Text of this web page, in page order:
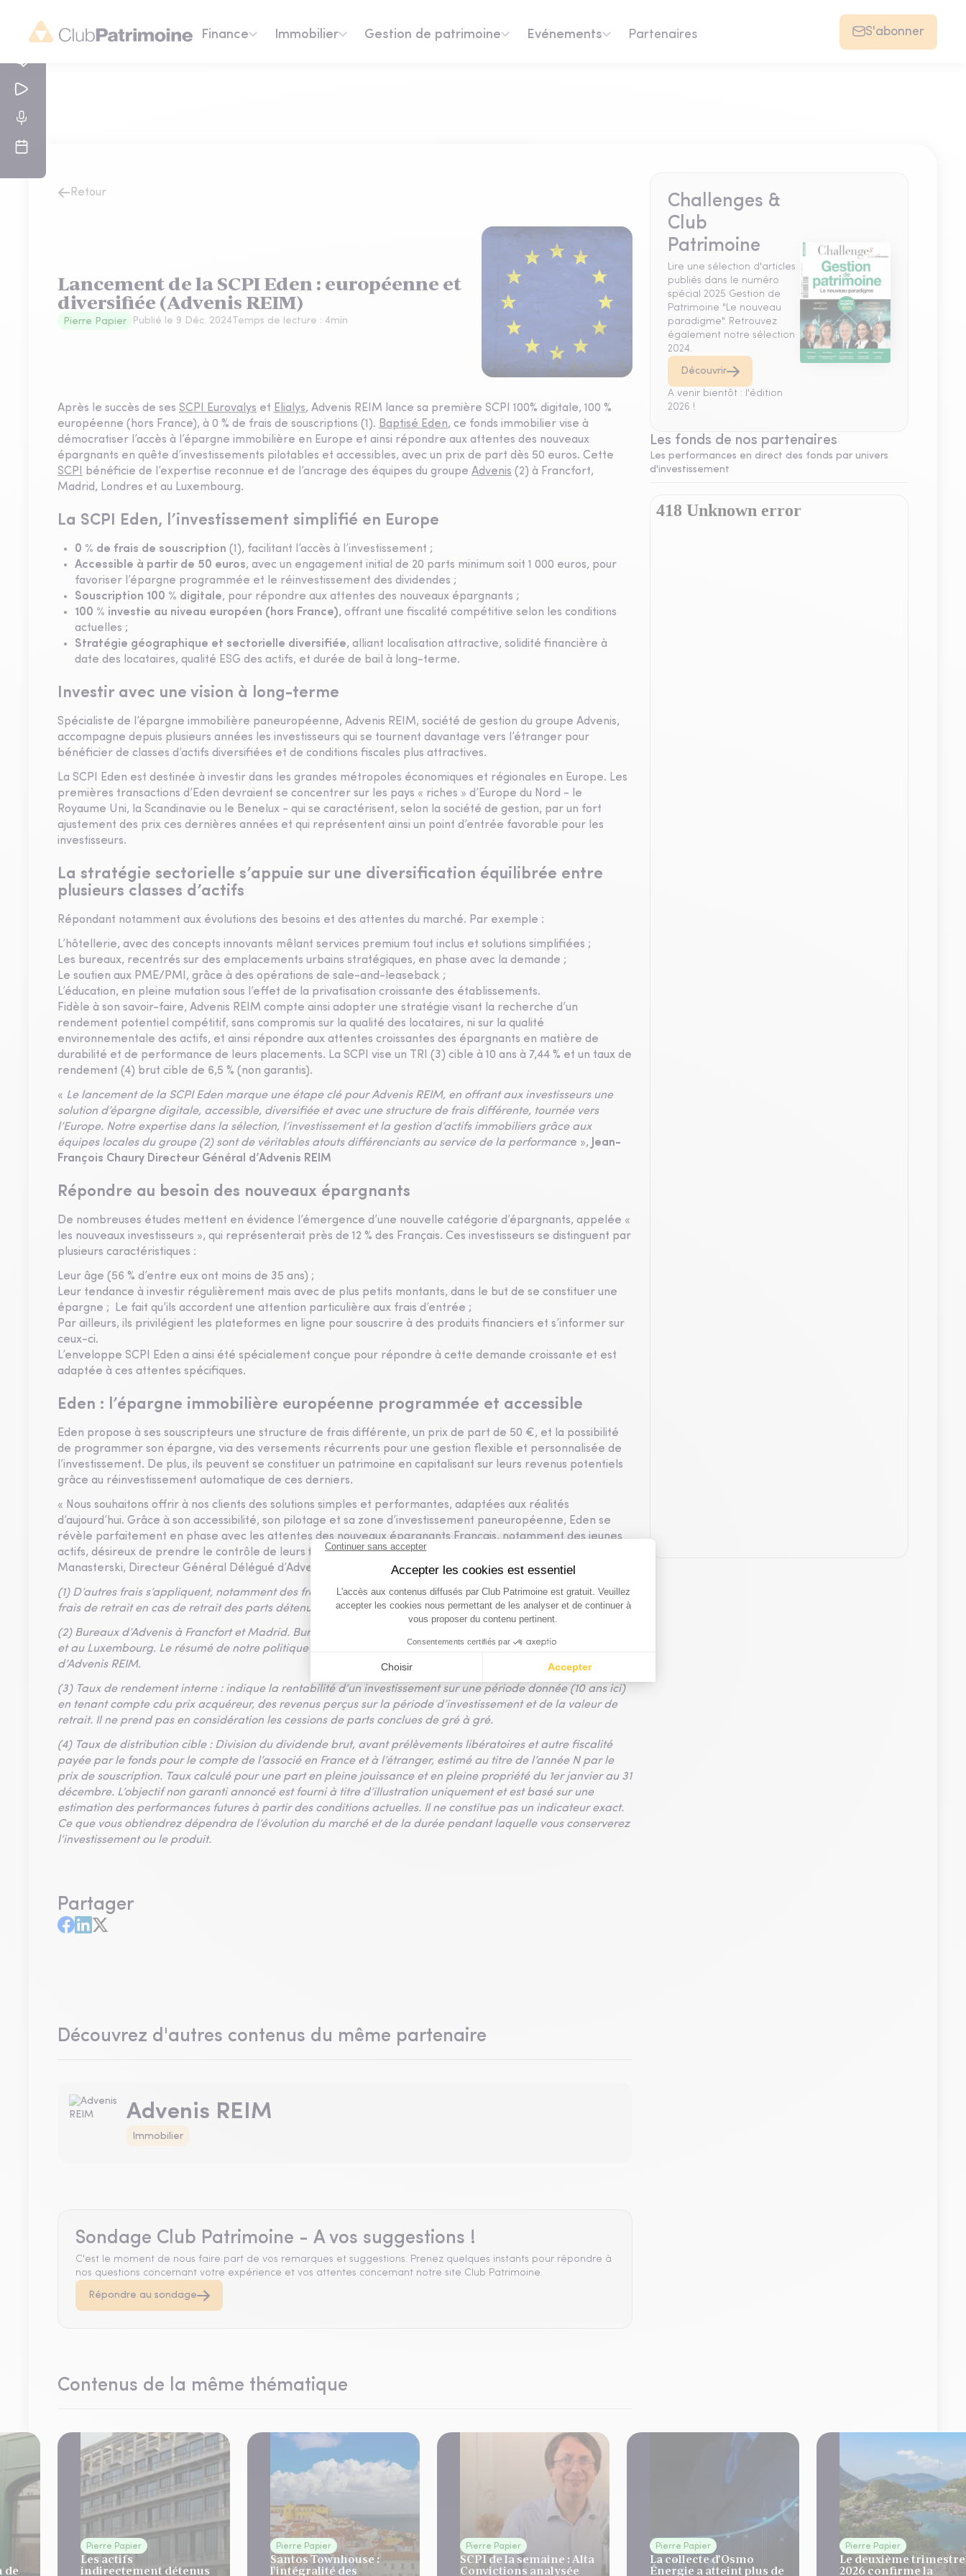
Finance Immobilier Gestion de patrimoine Evénements Partenaires S'abonner
Retour
Lancement de la SCPI Eden : européenne et
diversifiée (Advenis REIM)
Pierre Papier Publié le 9 Déc. 2024Temps de lecture : 4min
Après le succès de ses SCPI Eurovalys et Elialys, Advenis REIM lance sa première SCPI 100% digitale, 100 %
européenne (hors France), à 0 % de frais de souscriptions (1). Baptisé Eden, ce fonds immobilier vise à
démocratiser l’accès à l’épargne immobilière en Europe et ainsi répondre aux attentes des nouveaux
épargnants en quête d’investissements pilotables et accessibles, avec un prix de part dès 50 euros. Cette
SCPI
bénéficie de l’expertise reconnue et de l’ancrage des équipes du groupe Advenis (2) à Francfort,
Madrid, Londres et au Luxembourg.
La SCPI Eden, l’investissement simplifié en Europe
0 % de frais de souscription (1), facilitant l’accès à l’investissement ;
Accessible à partir de 50 euros, avec un engagement initial de 20 parts minimum soit 1 000 euros, pour
favoriser l’épargne programmée et le réinvestissement des dividendes ;
Souscription 100 % digitale, pour répondre aux attentes des nouveaux épargnants ;
100 % investie au niveau européen (hors France), offrant une fiscalité compétitive selon les conditions
actuelles ;
Stratégie géographique et sectorielle diversifiée, alliant localisation attractive, solidité financière à
date des locataires, qualité ESG des actifs, et durée de bail à long-terme.
Investir avec une vision à long-terme
Spécialiste de l’épargne immobilière paneuropéenne, Advenis REIM, société de gestion du groupe Advenis,
accompagne depuis plusieurs années les investisseurs qui se tournent davantage vers l’étranger pour
bénéficier de classes d’actifs diversifiées et de conditions fiscales plus attractives.
La SCPI Eden est destinée à investir dans les grandes métropoles économiques et régionales en Europe. Les
premières transactions d’Eden devraient se concentrer sur les pays « riches » d’Europe du Nord - le
Royaume Uni, la Scandinavie ou le Benelux - qui se caractérisent, selon la société de gestion, par un fort
ajustement des prix ces dernières années et qui représentent ainsi un point d’entrée favorable pour les
investisseurs.
La stratégie sectorielle s’appuie sur une diversification équilibrée entre
plusieurs classes d’actifs
Répondant notamment aux évolutions des besoins et des attentes du marché. Par exemple :
L’hôtellerie, avec des concepts innovants mêlant services premium tout inclus et solutions simplifiées ;
Les bureaux, recentrés sur des emplacements urbains stratégiques, en phase avec la demande ;
Le soutien aux PME/PMI, grâce à des opérations de sale-and-leaseback ;
L’éducation, en pleine mutation sous l’effet de la privatisation croissante des établissements.
Fidèle à son savoir-faire, Advenis REIM compte ainsi adopter une stratégie visant la recherche d’un
rendement potentiel compétitif, sans compromis sur la qualité des locataires, ni sur la qualité
environnementale des actifs, et ainsi répondre aux attentes croissantes des épargnants en matière de
durabilité et de performance de leurs placements. La SCPI vise un TRI (3) cible à 10 ans à 7,44 % et un taux de
rendement (4) brut cible de 6,5 % (non garantis).
« Le lancement de la SCPI Eden marque une étape clé pour Advenis REIM, en offrant aux investisseurs une
solution d’épargne digitale, accessible, diversifiée et avec une structure de frais différente, tournée vers
l’Europe. Notre expertise dans la sélection, l’investissement et la gestion d’actifs immobiliers grâce aux
équipes locales du groupe (2) sont de véritables atouts différenciants au service de la performance »,
Jean-
François Chaury Directeur Général d’Advenis REIM
Répondre au besoin des nouveaux épargnants
De nombreuses études mettent en évidence l’émergence d’une nouvelle catégorie d’épargnants, appelée «
les nouveaux investisseurs », qui représenterait près de 12 % des Français. Ces investisseurs se distinguent par
plusieurs caractéristiques :
Leur âge (56 % d’entre eux ont moins de 35 ans) ;
Leur tendance à investir régulièrement mais avec de plus petits montants, dans le but de se constituer une
épargne ; Le fait qu’ils accordent une attention particulière aux frais d’entrée ;
Par ailleurs, ils privilégient les plateformes en ligne pour souscrire à des produits financiers et s’informer sur
ceux-ci.
L’enveloppe SCPI Eden a ainsi été spécialement conçue pour répondre à cette demande croissante et est
adaptée à ces attentes spécifiques.
Eden : l’épargne immobilière européenne programmée et accessible
Eden propose à ses souscripteurs une structure de frais différente, un prix de part de 50 €, et la possibilité
de programmer son épargne, via des versements récurrents pour une gestion flexible et personnalisée de
l’investissement. De plus, ils peuvent se constituer un patrimoine en capitalisant sur leurs revenus potentiels
grâce au réinvestissement automatique de ces derniers.
« Nous souhaitons offrir à nos clients des solutions simples et performantes, adaptées aux réalités
d’aujourd’hui. Grâce à son accessibilité, son pilotage et sa zone d’investissement paneuropéenne, Eden se
révèle parfaitement en phase avec les attentes des nouveaux épargnants Français, notamment des jeunes
actifs, désireux de prendre le contrôle de leurs finances et de préparer leur avenir sereinement », Rodolphe
Manasterski, Directeur Général Délégué d’Advenis
(1) D’autres frais s’appliquent, notamment des frais de gestion, des frais d’acquisition ou de cession et des
frais de retrait en cas de retrait des parts détenues depuis moins de 5 ans révolus.
(2) Bureaux d’Advenis à Francfort et Madrid. Bureaux d’Inovalis (actionnaire majoritaire d’Advenis) à Londres
et au Luxembourg. Le résumé de notre politique de gestion des conflits d’intérêts est disponible sur le site
d’Advenis REIM.
(3) Taux de rendement interne : indique la rentabilité d’un investissement sur une période donnée (10 ans ici)
en tenant compte cdu prix acquéreur, des revenus perçus sur la période d’investissement et de la valeur de
retrait. Il ne prend pas en considération les cessions de parts conclues de gré à gré.
(4) Taux de distribution cible : Division du dividende brut, avant prélèvements libératoires et autre fiscalité
payée par le fonds pour le compte de l’associé en France et à l’étranger, estimé au titre de l’année N par le
prix de souscription. Taux calculé pour une part en pleine jouissance et en pleine propriété du 1er janvier au 31
décembre. L’objectif non garanti annoncé est fourni à titre d’illustration uniquement et est basé sur une
estimation des performances futures à partir des conditions actuelles. Il ne constitue pas un indicateur exact.
Ce que vous obtiendrez dépendra de l’évolution du marché et de la durée pendant laquelle vous conserverez
l’investissement ou le produit.
Partager
Découvrez d'autres contenus du même partenaire
Advenis REIM
Immobilier
Sondage Club Patrimoine - A vos suggestions !
C'est le moment de nous faire part de vos remarques et suggestions. Prenez quelques instants pour répondre à
nos questions concernant votre expérience et vos attentes concernant notre site Club Patrimoine.
Répondre au sondage
Contenus de la même thématique
de
Pierre Papier
Les actifs
indirectement détenus
Pierre Papier
Santos Townhouse :
l’intégralité des
Pierre Papier
SCPI de la semaine : Alta
Convictions analysée
Pierre Papier
La collecte d’Osmo
Énergie a atteint plus de
Pierre Papier
Le deuxième trimestre
2026 confirme la
Challenges &
Club
Patrimoine
Lire une sélection d'articles
publiés dans le numéro
spécial 2025 Gestion de
Patrimoine "Le nouveau
paradigme". Retrouvez
également notre sélection
2024.
Découvrir
A venir bientôt : l'édition
2026 !
Les fonds de nos partenaires
Les performances en direct des fonds par univers
d'investissement